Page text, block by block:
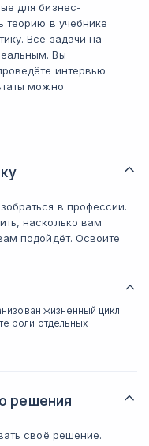
для бизнес-
теорию в учебнике
Все задачи на
Вы
интервью
можно
в профессии.
насколько вам
подойдёт. Освоите
жизненный цикл
роли отдельных
решения
своё решение.